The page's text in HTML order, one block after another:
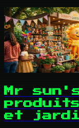
Mr
et